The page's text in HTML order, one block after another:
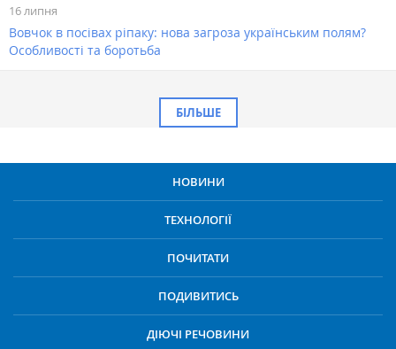
16 липня
Вовчок в посівах ріпаку: нова загроза українським полям?
Особливості та боротьба
БІЛЬШЕ
НОВИНИ
ТЕХНОЛОГІЇ
ПОЧИТАТИ
ПОДИВИТИСЬ
ДІЮЧІ РЕЧОВИНИ